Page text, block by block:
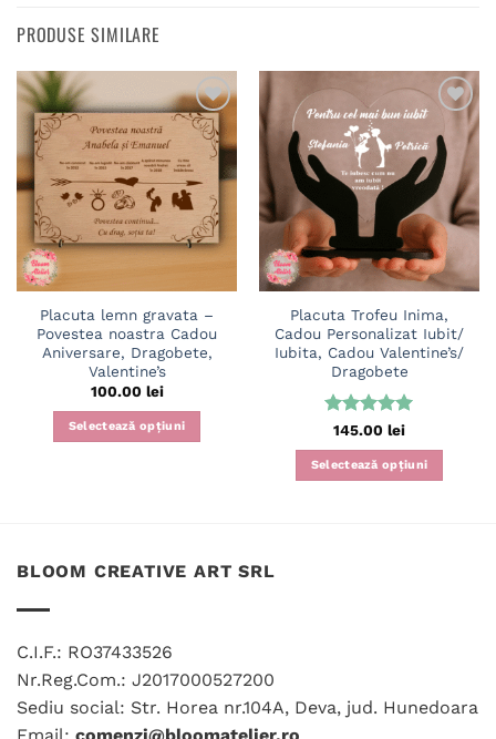
PRODUSE SIMILARE
Adaugă
wishlist
Placuta lemn gravata –
Povestea noastra Cadou
Aniversare, Dragobete,
Valentine’s
100.00 lei
Selectează opțiuni
Adaugă
în
wishlist
Placuta Trofeu Inima,
Cadou Personalizat Iubit/
Iubita, Cadou Valentine’s/
Dragobete
Evaluat la
5din 5
145.00 lei
Selectează opțiuni
alese
BLOOM CREATIVE ART SRL
C.I.F.: RO37433526
Nr.Reg.Com.: J2017000527200
Sediu social: Str. Horea nr.104A, Deva, jud. Hunedoara